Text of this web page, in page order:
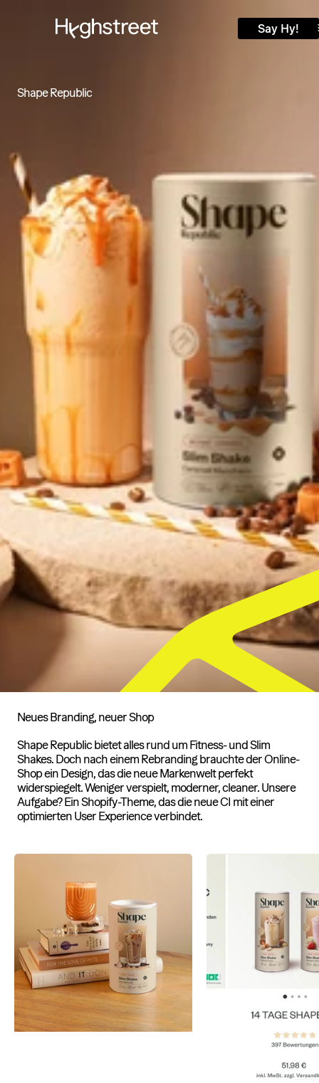
Say Hy!
Jobs
Shopify
Shape Republic
Neues Branding, neuer Shop
Shape Republic bietet alles rund um Fitness- und Slim
Shakes. Doch nach einem Rebranding brauchte der Online-
Shop ein Design, das die neue Markenwelt perfekt
widerspiegelt. Weniger verspielt, moderner, cleaner. Unsere
Aufgabe? Ein Shopify-Theme, das die neue CI mit einer
optimierten User Experience verbindet.